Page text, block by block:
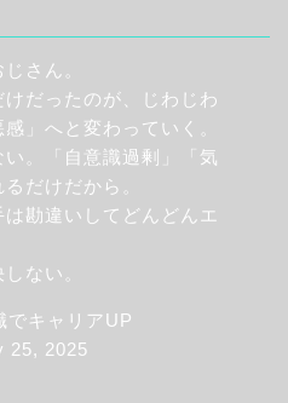
さん。
だったのが、じわじわ
」へと変わっていく。
。「自意識過剰」「気
だけだから。
勘違いしてどんどんエ
ない。
キャリアUP
25, 2025